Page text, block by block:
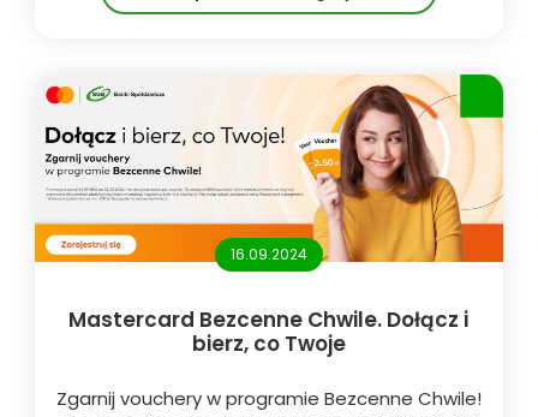
16.09.2024
Mastercard Bezcenne Chwile. Dołącz i
bierz, co Twoje
Zgarnij vouchery w programie Bezcenne Chwile!